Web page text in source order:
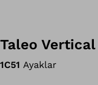
Taleo
1C51 Ayaklar